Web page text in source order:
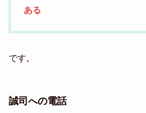
ある
です。
誠司への電話